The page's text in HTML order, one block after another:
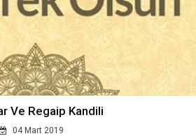
Ve Regaip Kandili
04 Mart 2019